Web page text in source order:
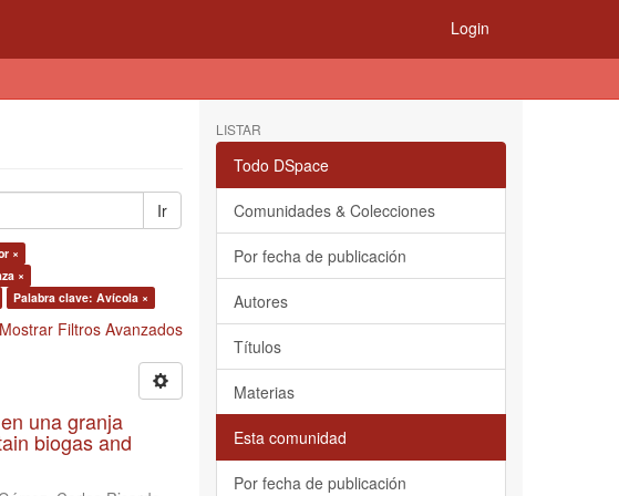
Login
Ir
×
×
Palabra clave: Avícola ×
Mostrar Filtros Avanzados
una granja
biogas and
LISTAR
Todo DSpace
Comunidades & Colecciones
Por fecha de publicación
Autores
Títulos
Materias
Esta comunidad
Por fecha de publicación